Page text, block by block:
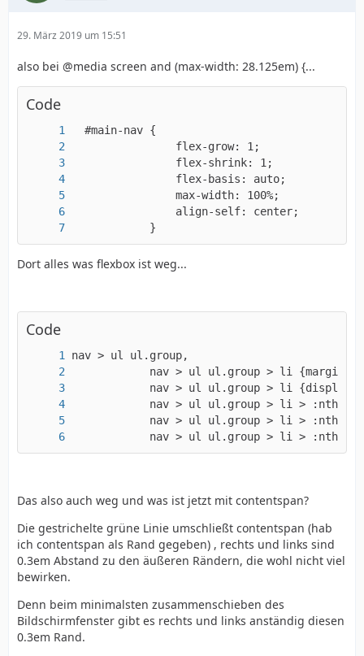
29. März 2019 um 15:51
also bei @media screen and (max-width: 28.125em) {...
Code
            }
Dort alles was flexbox ist weg...
Code
nav > ul ul.group > li > :nth-
Das also auch weg und was ist jetzt mit contentspan?
Die gestrichelte grüne Linie umschließt contentspan (hab
ich contentspan als Rand gegeben) , rechts und links sind
0.3em Abstand zu den äußeren Rändern, die wohl nicht viel
bewirken.
Denn beim minimalsten zusammenschieben des
Bildschirmfenster gibt es rechts und links anständig diesen
0.3em Rand.